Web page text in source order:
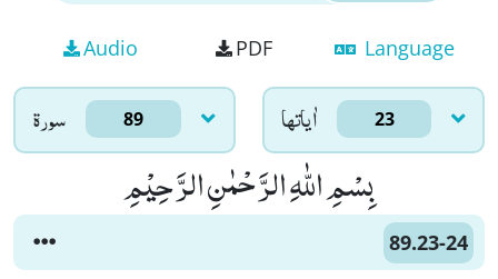
Audio PDF Language
سورۃ 89 اٰياتها 23
بِسْمِ اللّٰهِ الرَّحْمٰنِ الرَّحِیْمِ
89.23-24